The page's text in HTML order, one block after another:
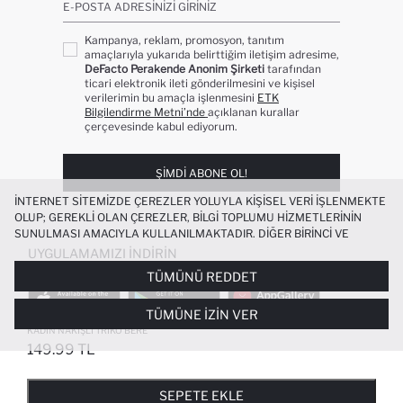
KADIN NAKIŞLI TRIKO BERE
149.99 TL
SEPETE EKLE
E-POSTA ADRESINIZI GIRINIZ
Kampanya, reklam, promosyon, tanıtım
amaçlarıyla yukarıda belirttiğim iletişim adresime,
DeFacto Perakende Anonim Şirketi tarafından
ticari elektronik ileti gönderilmesini ve kişisel
verilerimin bu amaçla işlenmesini ETK
Bilgilendirme Metni’nde açıklanan kurallar
çerçevesinde kabul ediyorum.
ŞIMDI ABONE OL!
UYGULAMAMIZI İNDIRIN
POPÜLER KATEGORILER
KADIN BEYAZ TIŞÖRT
İNTERNET SITEMIZDE ÇEREZLER YOLUYLA KIŞISEL VERI IŞLENMEKTE
OLUP; GEREKLI OLAN ÇEREZLER, BILGI TOPLUMU HIZMETLERININ
SUNULMASI AMACIYLA KULLANILMAKTADIR. DIĞER BIRINCI VE
ÜÇÜNCÜ TARAF ÇEREZLER ISE SIZE DAHA IYI BIR ALIŞVERIŞ
DENEYIMI SUNULABILMESI, SITEMIZIN DAHA IŞLEVSEL KILINMASI VE
KIŞISELLEŞTIRMESI VE AÇIK RIZA VERMENIZ HALINDE, SIZLERE
YÖNELIK PAZARLAMA FAALIYETLERININ YAPILMASI AMAÇLARIYLA
SINIRLI OLARAK KULLANILACAKTIR. ÇEREZLERE DAIR TERCIHLERINIZI
ÇEREZ TERCIHLERIPANELI ARACILIĞIYLA HER ZAMAN YÖNETEBILIR,
ÇEREZLERLE ILGILI DAHA DETAYLI BILGIYE
TÜMÜNÜ REDDET
TÜMÜNE İZIN VER